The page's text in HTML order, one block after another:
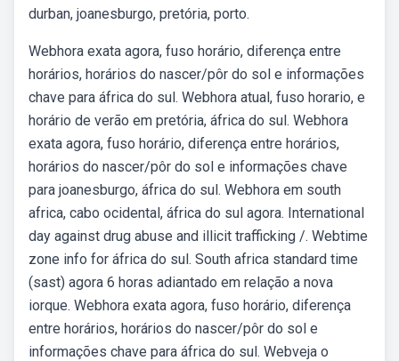
durban, joanesburgo, pretória, porto.
Webhora exata agora, fuso horário, diferença entre
horários, horários do nascer/pôr do sol e informações
chave para áfrica do sul. Webhora atual, fuso horario, e
horário de verão em pretória, áfrica do sul. Webhora
exata agora, fuso horário, diferença entre horários,
horários do nascer/pôr do sol e informações chave
para joanesburgo, áfrica do sul. Webhora em south
africa, cabo ocidental, áfrica do sul agora. International
day against drug abuse and illicit trafficking /. Webtime
zone info for áfrica do sul. South africa standard time
(sast) agora 6 horas adiantado em relação a nova
iorque. Webhora exata agora, fuso horário, diferença
entre horários, horários do nascer/pôr do sol e
informações chave para áfrica do sul. Webveja o